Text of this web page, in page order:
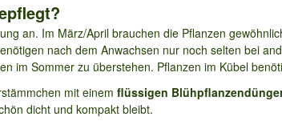
an. Im März/April brauchen die Pflanzen
nach dem Anwachsen nur noch selten bei
im Sommer zu überstehen. Pflanzen im Kübel
mit einem flüssigen
dicht und kompakt bleibt.